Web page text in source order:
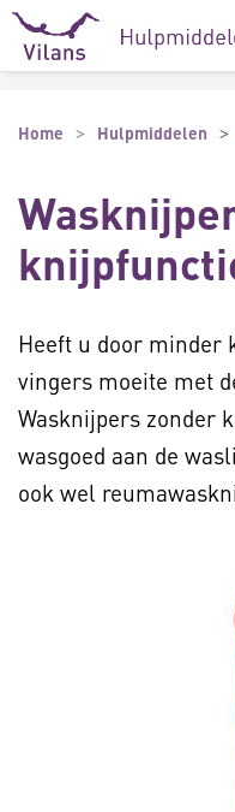
Naar hoofdinhoud
Naar footer
Home Hulpmiddelen
Heeft u door minder
vingers moeite met
Wasknijpers zonder
wasgoed aan de
ook wel